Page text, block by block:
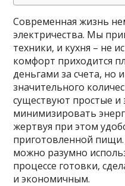
Современная жизнь
электричества. Мы
техники, и кухня – не
комфорт приходится
деньгами за счета, но
значительного
существуют простые
минимизировать
жертвуя при этом
приготовленной
можно разумно
процессе готовки,
и экономичным.